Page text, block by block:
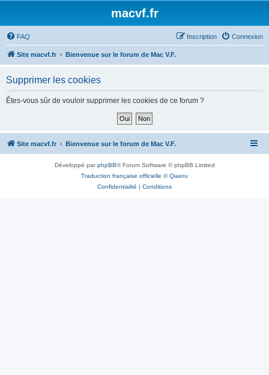
macvf.fr
FAQ Connexion
Inscription
Site macvf.fr Bienvenue sur le forum de Mac V.F.
Supprimer les cookies
Êtes-vous sûr de vouloir supprimer les cookies de ce forum ?
Site macvf.fr Bienvenue sur le forum de Mac V.F.
Développé parphpBB® Forum Software © phpBB Limited
Traduction française officielle ©Qiaeru
Confidentialité | Conditions